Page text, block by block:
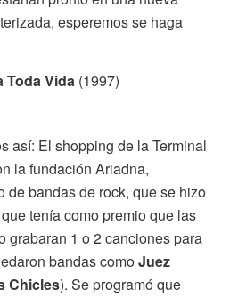
esperemos se haga
Toda Vida (1997)
así: El shopping de la Terminal
la fundación Ariadna,
de bandas de rock, que se hizo
tenía como premio que las
grabaran 1 o 2 canciones para
bandas comoJuez
Chicles). Se programó que